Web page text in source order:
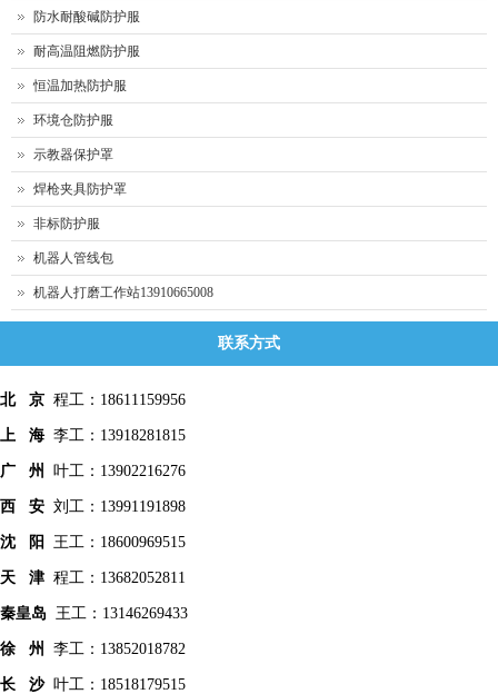
防水耐酸碱防护服
耐高温阻燃防护服
恒温加热防护服
环境仓防护服
示教器保护罩
焊枪夹具防护罩
非标防护服
机器人管线包
机器人打磨工作站13910665008
联系方式
北 京 程工：18611159956
上 海 李工：13918281815
广 州 叶工：13902216276
西 安 刘工：13991191898
沈 阳 王工：18600969515
天 津 程工：13682052811
秦皇岛 王工：13146269433
徐 州 李工：13852018782
长 沙叶工：18518179515